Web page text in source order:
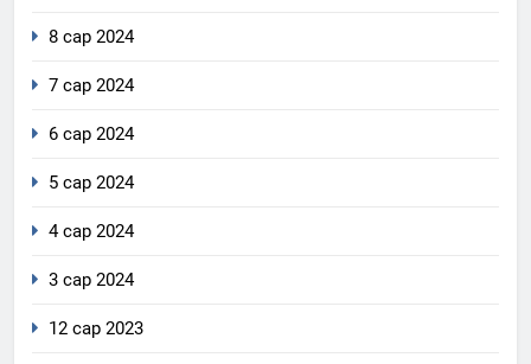
8 сар 2024
7 сар 2024
6 сар 2024
5 сар 2024
4 сар 2024
3 сар 2024
12 сар 2023